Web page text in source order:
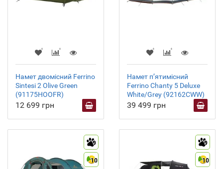
Намет двомісний Ferrino
Sintesi 2 Olive Green
(91175HOOFR)
12 699 грн
Намет пʼятимісний
Ferrino Chanty 5 Deluxe
White/Grey (92162CWW)
39 499 грн
9
10
9
10